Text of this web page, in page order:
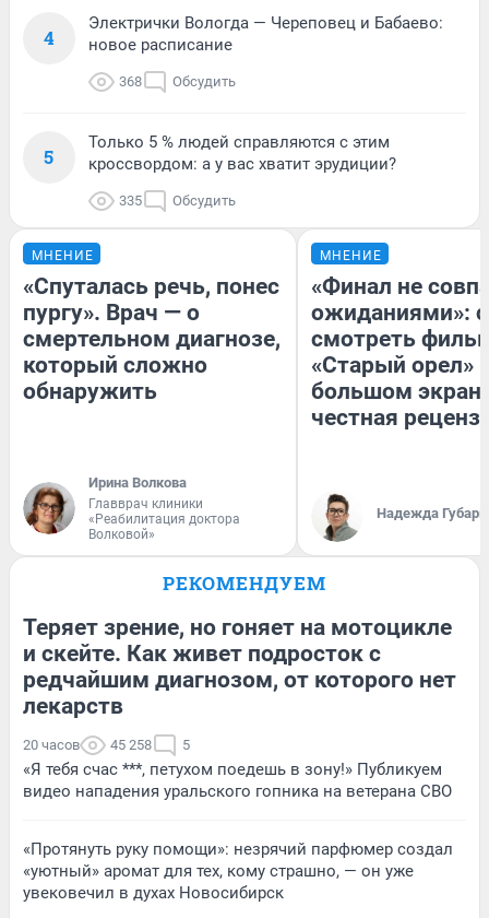
4
Электрички Вологда — Череповец и Бабаево:
новое расписание
368 Обсудить
5
Только 5 % людей справляются с этим
кроссвордом: а у вас хватит эрудиции?
335 Обсудить
МНЕНИЕ
«Спуталась речь, понес
пургу». Врач — о
смертельном диагнозе,
который сложно
обнаружить
Ирина Волкова
Главврач клиники
«Реабилитация доктора
Волковой»
МНЕНИЕ
«Финал не
ожиданиями»:
смотреть
«Старый орел»
большом
честная
Надежда Губарь
РЕКОМЕНДУЕМ
Теряет зрение, но гоняет на мотоцикле
и скейте. Как живет подросток с
редчайшим диагнозом, от которого нет
лекарств
20 часов 45 258 5
«Я тебя счас ***, петухом поедешь в зону!» Публикуем
видео нападения уральского гопника на ветерана СВО
«Протянуть руку помощи»: незрячий парфюмер создал
«уютный» аромат для тех, кому страшно, — он уже
увековечил в духах Новосибирск